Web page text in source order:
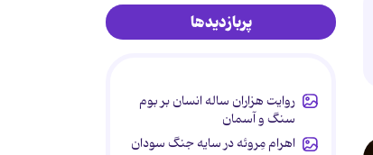
پربازدیدها
روایت هزاران ساله انسان بر بوم
سنگ و آسمان
اهرام مِروئه در سایه جنگ سودان